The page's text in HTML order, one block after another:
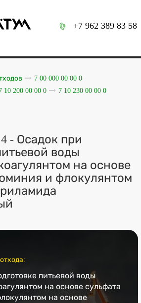
+7 962 389 83 58
7 00 000 00 00 0
10 200 00 00 0
7 10 230 00 00 0
4 - Осадок при
воды
на основе
и флокулянтом
питьевой воды
на основе сульфата
на основе